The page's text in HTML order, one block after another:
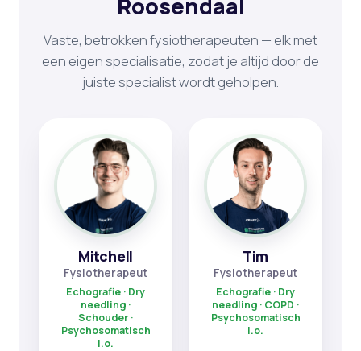
Vaste, betrokken fysiotherapeuten — elk met
een eigen specialisatie, zodat je altijd door de
juiste specialist wordt geholpen.
Mitchell
Fysiotherapeut
Echografie · Dry
needling ·
Schouder ·
Psychosomatisch
i.o.
Tim
Fysiotherapeut
Echografie · Dry
needling · COPD ·
Psychosomatisch
i.o.